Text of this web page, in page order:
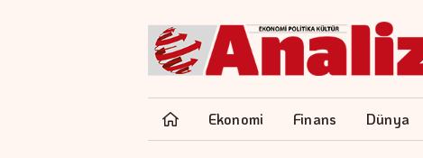
Ekonomi Finans Dünya